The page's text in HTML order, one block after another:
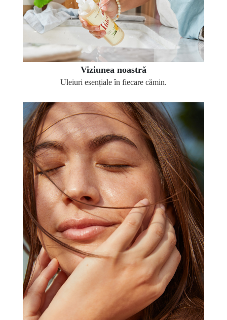
Viziunea noastră
Uleiuri esențiale în fiecare cămin.